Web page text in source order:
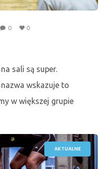
0 0
sali są super.
wskazuje to
w większej grupie
AKTUALNE